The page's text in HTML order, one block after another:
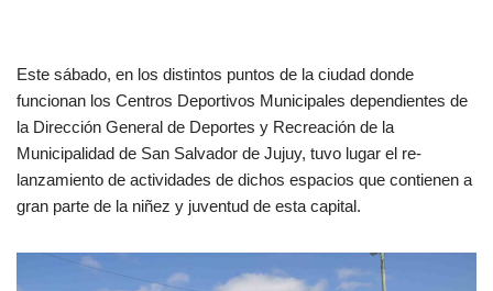
Este sábado, en los distintos puntos de la ciudad donde
funcionan los Centros Deportivos Municipales dependientes de
la Dirección General de Deportes y Recreación de la
Municipalidad de San Salvador de Jujuy, tuvo lugar el re-
lanzamiento de actividades de dichos espacios que contienen a
gran parte de la niñez y juventud de esta capital.